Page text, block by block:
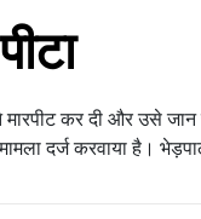
कर दी और उसे जान
दर्ज करवाया है।